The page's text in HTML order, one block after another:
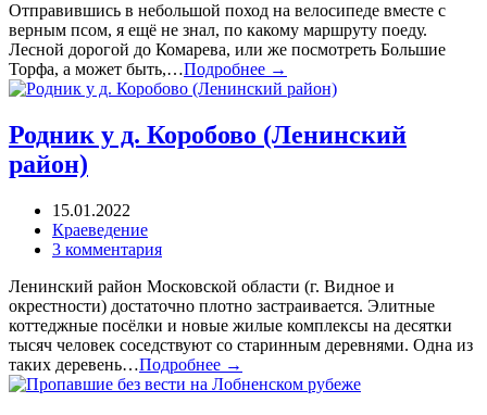
Отправившись в небольшой поход на велосипеде вместе с
верным псом, я ещё не знал, по какому маршруту поеду.
Лесной дорогой до Комарева, или же посмотреть Большие
Торфа, а может быть,…Подробнее →
Родник у д. Коробово (Ленинский
район)
15.01.2022
Краеведение
3 комментария
Ленинский район Московской области (г. Видное и
окрестности) достаточно плотно застраивается. Элитные
коттеджные посёлки и новые жилые комплексы на десятки
тысяч человек соседствуют со старинным деревнями. Одна из
таких деревень…Подробнее →